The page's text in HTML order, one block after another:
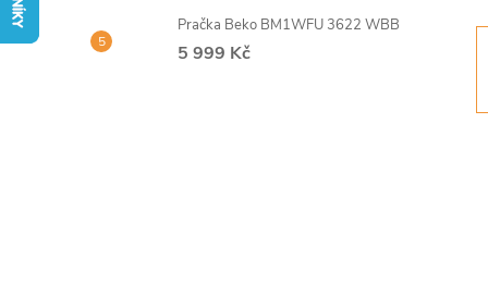
n
Pračka Beko BM1WFU 3622 WBB
5 999 Kč